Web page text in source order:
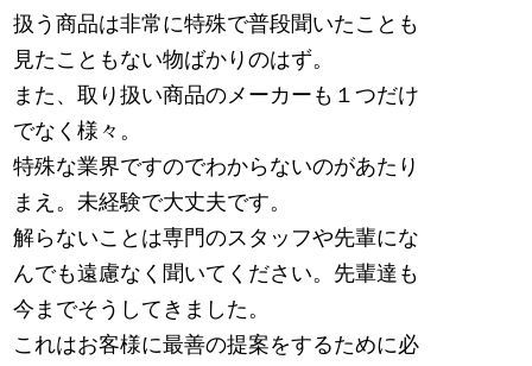
扱う商品は非常に特殊で普段聞いたことも
見たこともない物ばかりのはず。
また、取り扱い商品のメーカーも１つだけ
でなく様々。
特殊な業界ですのでわからないのがあたり
まえ。未経験で大丈夫です。
解らないことは専門のスタッフや先輩にな
んでも遠慮なく聞いてください。先輩達も
今までそうしてきました。
これはお客様に最善の提案をするために必